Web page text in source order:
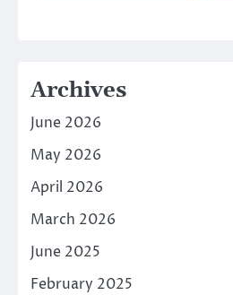
Archives
June 2026
May 2026
April 2026
March 2026
June 2025
February 2025